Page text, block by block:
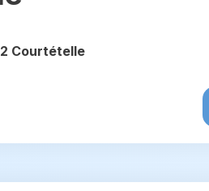
Courtételle